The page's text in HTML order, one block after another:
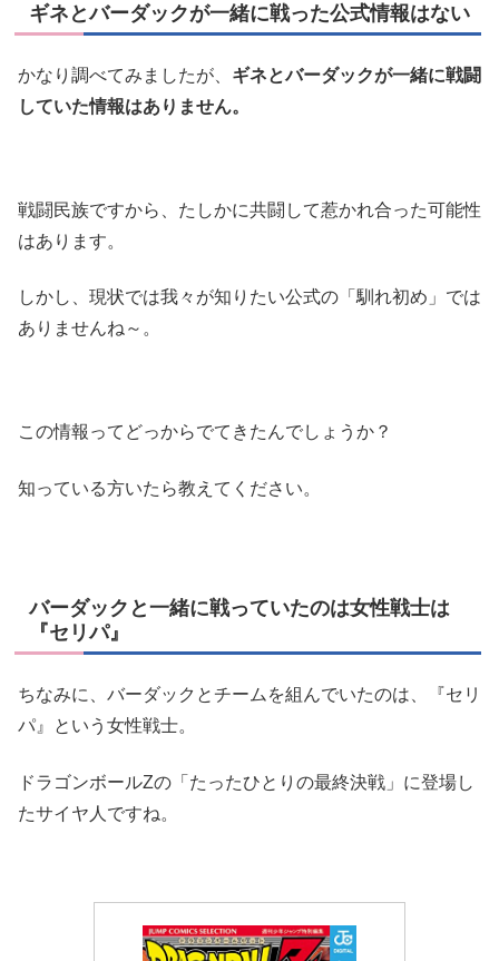
ギネとバーダックが一緒に戦った公式情報はない
かなり調べてみましたが、 ギネとバーダックが一緒に戦闘
していた情報はありません。
戦闘民族ですから、たしかに共闘して惹かれ合った可能性
はあります。
しかし、現状では我々が知りたい公式の「馴れ初め」では
ありませんね～。
この情報ってどっからでてきたんでしょうか？
知っている方いたら教えてください。
バーダックと一緒に戦っていたのは女性戦士は
『セリパ』
ちなみに、バーダックとチームを組んでいたのは、『セリ
パ』という女性戦士。
ドラゴンボールZの「たったひとりの最終決戦」に登場し
たサイヤ人ですね。